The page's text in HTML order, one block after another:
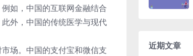
如，中国的互联网金融结合
外，中国的传统医学与现代
场。中国的支付宝和微信支
近期文章